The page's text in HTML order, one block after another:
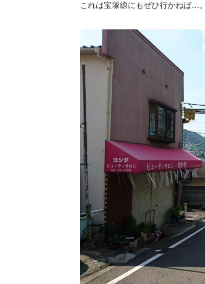
これは宝塚線にもぜひ行かねば…。